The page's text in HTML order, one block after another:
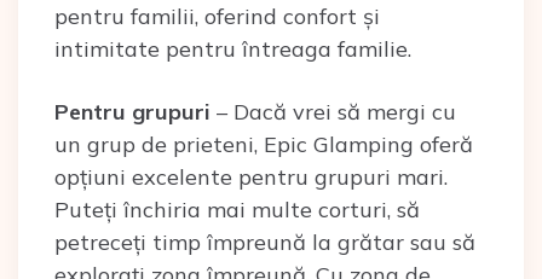
pentru familii, oferind confort și
intimitate pentru întreaga familie.
Pentru grupuri – Dacă vrei să mergi cu
un grup de prieteni, Epic Glamping oferă
opțiuni excelente pentru grupuri mari.
Puteți închiria mai multe corturi, să
petreceți timp împreună la grătar sau să